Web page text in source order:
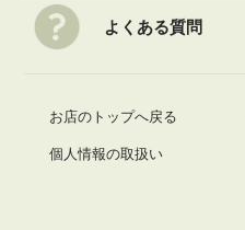
よくある質問
お店のトップへ戻る
個人情報の取扱い